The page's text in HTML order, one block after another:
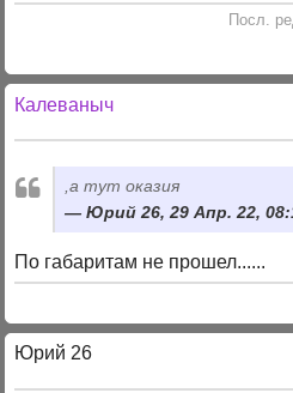
Посл.
Калеваныч
,а тут оказия
Юрий 26, 29 Апр. 22,
По габаритам не прошел......
Юрий 26